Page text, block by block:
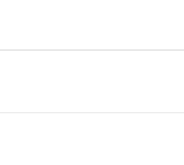
branschens
för